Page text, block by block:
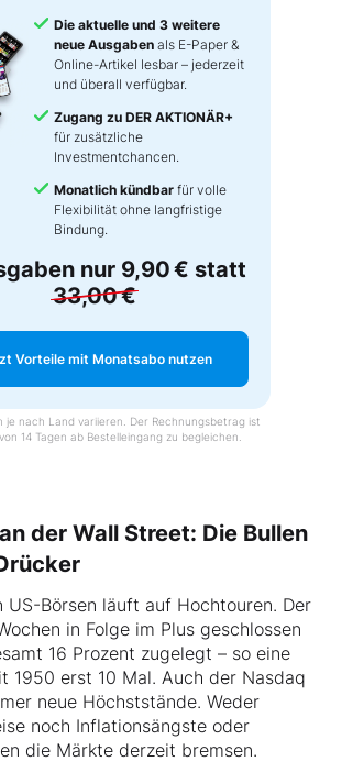
Die aktuelle und 3 weitere
neue Ausgaben als E-Paper &
Online-Artikel lesbar – jederzeit
und überall verfügbar.
Zugang zu DER AKTIONÄR+
für zusätzliche
Investmentchancen.
Monatlich kündbar für volle
Flexibilität ohne langfristige
Bindung.
nur 9,90 € statt
33,00 €
Vorteile mit Monatsabo nutzen
je nach Land variieren. Der Rechnungsbetrag ist
14 Tagen ab Bestelleingang zu begleichen.
der Wall Street: Die Bullen
US-Börsen läuft auf Hochtouren. Der
in Folge im Plus geschlossen
16 Prozent zugelegt – so eine
1950 erst 10 Mal. Auch der Nasdaq
neue Höchststände. Weder
noch Inflationsängste oder
die Märkte derzeit bremsen.